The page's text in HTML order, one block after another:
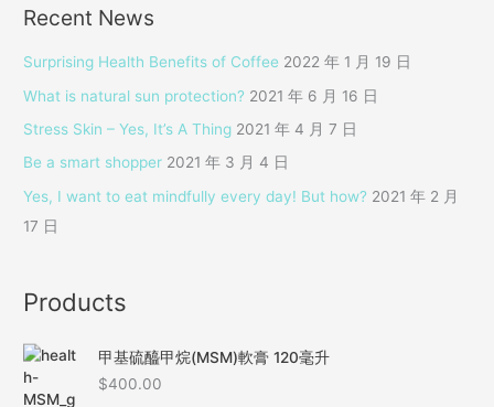
鍵
字
:
Recent News
Surprising Health Benefits of Coffee 2022 年 1 月 19 日
What is natural sun protection? 2021 年 6 月 16 日
Stress Skin – Yes, It’s A Thing 2021 年 4 月 7 日
Be a smart shopper 2021 年 3 月 4 日
Yes, I want to eat mindfully every day! But how? 2021 年 2 月
17 日
Products
甲基硫醯甲烷(MSM)軟膏 120毫升
$400.00